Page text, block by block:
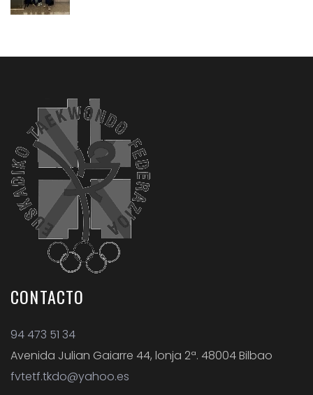
CONTACTO
94 473 51 34
Avenida Julian Gaiarre 44, lonja 2ª. 48004 Bilbao
fvtetf.tkdo@yahoo.es